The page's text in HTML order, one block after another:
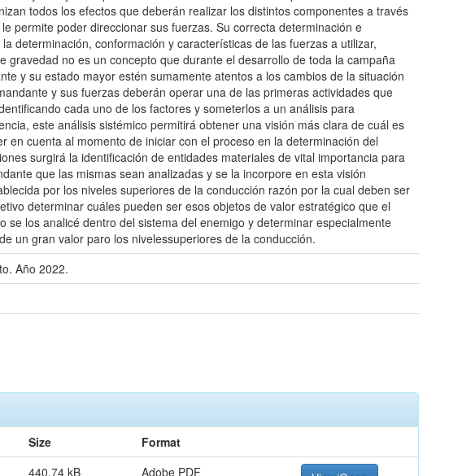
todos los efectos que deberán realizar los distintos componentes a través
permite poder direccionar sus fuerzas. Su correcta determinación e
determinación, conformación y características de las fuerzas a utilizar,
no es un concepto que durante el desarrollo de toda la campaña
y su estado mayor estén sumamente atentos a los cambios de la situación
y sus fuerzas deberán operar una de las primeras actividades que
cada uno de los factores y someterlos a un análisis para
este análisis sistémico permitirá obtener una visión más clara de cuál es
cuenta al momento de iniciar con el proceso en la determinación del
surgirá la identificación de entidades materiales de vital importancia para
que las mismas sean analizadas y se la incorpore en esta visión
por los niveles superiores de la conducción razón por la cual deben ser
determinar cuáles pueden ser esos objetos de valor estratégico que el
los analicé dentro del sistema del enemigo y determinar especialmente
un gran valor paro los nivelessuperiores de la conducción.
Año 2022.
Size
Format
440.74 kB Adobe PDF